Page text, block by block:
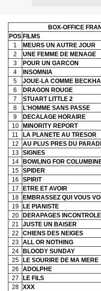
BOX-OFFICE
POS FILMS
1
MEURS UN AUTRE JOUR
2
UNE FEMME DE MENAGE
3
POUR UN GARCON
4
INSOMNIA
5
JOUE-LA COMME
6
DRAGON ROUGE
7
STUART LITTLE 2
8
L'HOMME SANS PASSE
9
DECALAGE HORAIRE
10
MINORITY REPORT
11
LA PLANETE AU TRESOR
12
AU PLUS PRES DU
13
SIGNES
14
BOWLING FOR
15
SPIDER
16
SPIRIT
17
ETRE ET AVOIR
18
EMBRASSEZ QUI VOUS
19
LE PIANISTE
20
DERAPAGES
21
JUSTE UN BAISER
22
CHIENS DES NEIGES
23
ALL OR NOTHING
24
BLOODY SUNDAY
25
LE SOURIRE DE MA MERE
26
ADOLPHE
27
LE FILS
28
XXX